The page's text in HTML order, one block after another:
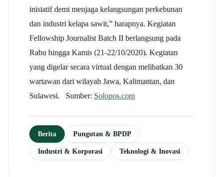
inisiatif demi menjaga kelangsungan perkebunan
dan industri kelapa sawit,” harapnya. Kegiatan
Fellowship Journalist Batch II berlangsung pada
Rabu hingga Kamis (21-22/10/2020). Kegiatan
yang digelar secara virtual dengan melibatkan 30
wartawan dari wilayah Jawa, Kalimantan, dan
Sulawesi. Sumber: Solopos.com
Berita Pungutan & BPDP
Industri & Korporasi Teknologi & Inovasi